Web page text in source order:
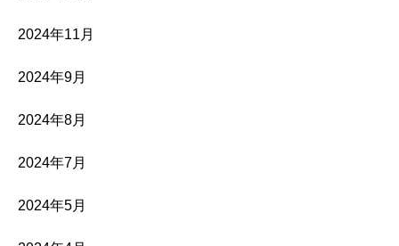
2024年11月
2024年9月
2024年8月
2024年7月
2024年5月